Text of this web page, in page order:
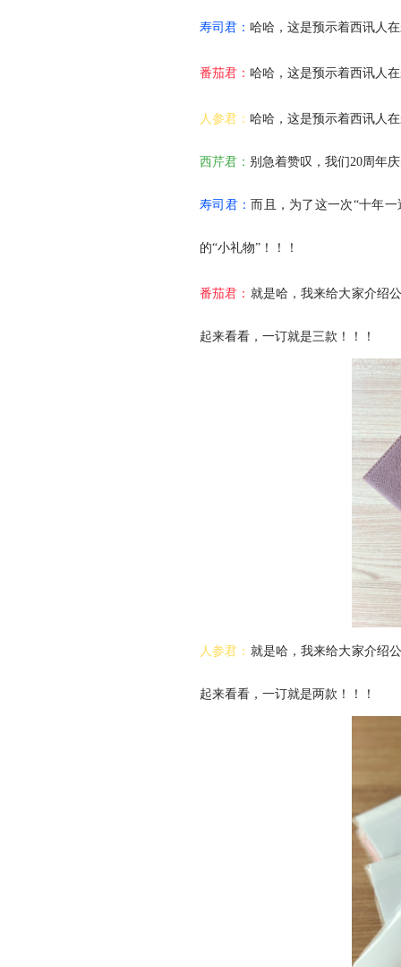
寿司君： 哈哈，这是预示着西讯人
番茄君： 哈哈，这是预示着西讯人
人参君： 哈哈，这是预示着西讯人
西芹君： 别急着赞叹，我们20周年
寿司君： 而且，为了这一次“十年
的“小礼物”！！！
番茄君： 就是哈，我来给大家介绍
起来看看，一订就是三款！！！
人参君： 就是哈，我来给大家介绍
起来看看，一订就是两款！！！